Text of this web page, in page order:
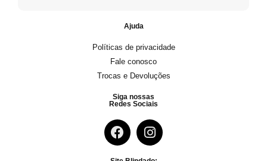
Ajuda
Políticas de privacidade
Fale conosco
Trocas e Devoluções
Siga nossas
Redes Sociais